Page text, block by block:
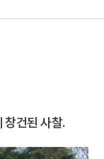
창건된 사찰.